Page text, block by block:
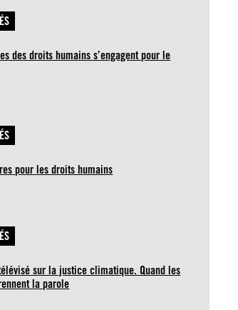
des droits humains s’engagent pour le
pour les droits humains
sur la justice climatique. Quand les
la parole